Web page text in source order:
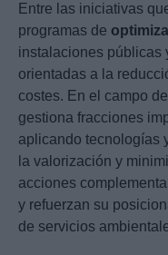
Entre las iniciativas
programas de
instalaciones públicas
orientadas a la
costes. En el campo
gestiona fracciones
aplicando tecnologías
la valorización y
acciones
y refuerzan su
de servicios